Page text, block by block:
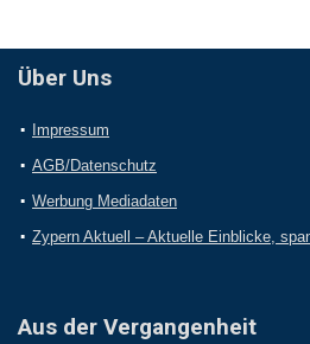
Über Uns
Impressum
AGB/Datenschutz
Werbung Mediadaten
Zypern Aktuell – Aktuelle Einblicke,
Aus der Vergangenheit